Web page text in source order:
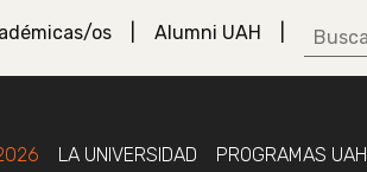
os Alumni UAH
LA UNIVERSIDAD PROGRAMAS UAH